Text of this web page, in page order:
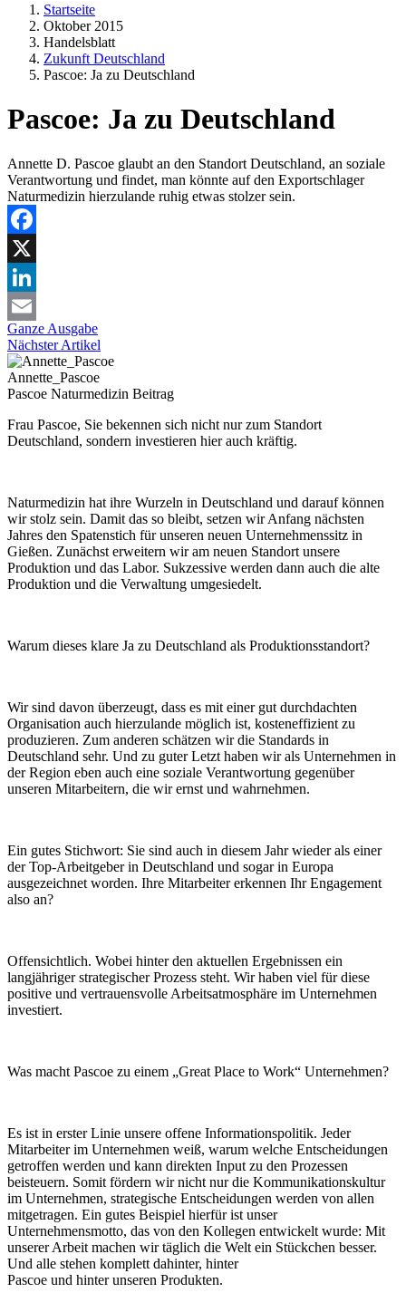
Startseite
Oktober 2015
Handelsblatt
Zukunft Deutschland
Pascoe: Ja zu Deutschland
Pascoe: Ja zu Deutschland
Annette D. Pascoe glaubt an den Standort Deutschland, an soziale
Verantwortung und findet, man könnte auf den Exportschlager
Naturmedizin hierzulande ruhig etwas stolzer sein.
Facebook
X
LinkedIn
Email
Ganze Ausgabe
Nächster Artikel
Annette_Pascoe
Pascoe Naturmedizin Beitrag
Frau Pascoe, Sie bekennen sich nicht nur zum Standort
Deutschland, sondern investieren hier auch kräftig.
Naturmedizin hat ihre Wurzeln in Deutschland und darauf können
wir stolz sein. Damit das so bleibt, setzen wir Anfang nächsten
Jahres den Spatenstich für unseren neuen Unternehmenssitz in
Gießen. Zunächst erweitern wir am neuen Standort unsere
Produktion und das Labor. Sukzessive werden dann auch die alte
Produktion und die Verwaltung umgesiedelt.
Warum dieses klare Ja zu Deutschland als Produktionsstandort?
Wir sind davon überzeugt, dass es mit einer gut durchdachten
Organisation auch hierzulande möglich ist, kosteneffizient zu
produzieren. Zum anderen schätzen wir die Standards in
Deutschland sehr. Und zu guter Letzt haben wir als Unternehmen in
der Region eben auch eine soziale Verantwortung gegenüber
unseren Mitarbeitern, die wir ernst und wahrnehmen.
Ein gutes Stichwort: Sie sind auch in diesem Jahr wieder als einer
der Top-Arbeitgeber in Deutschland und sogar in Europa
ausgezeichnet worden. Ihre Mitarbeiter erkennen Ihr Engagement
also an?
Offensichtlich. Wobei hinter den aktuellen Ergebnissen ein
langjähriger strategischer Prozess steht. Wir haben viel für diese
positive und vertrauensvolle Arbeitsatmosphäre im Unternehmen
investiert.
Was macht Pascoe zu einem „Great Place to Work“ Unternehmen?
Es ist in erster Linie unsere offene Informationspolitik. Jeder
Mitarbeiter im Unternehmen weiß, warum welche Entscheidungen
getroffen werden und kann direkten Input zu den Prozessen
beisteuern. Somit fördern wir nicht nur die Kommunikationskultur
im Unternehmen, strategische Entscheidungen werden von allen
mitgetragen. Ein gutes Beispiel hierfür ist unser
Unternehmensmotto, das von den Kollegen entwickelt wurde: Mit
unserer Arbeit machen wir täglich die Welt ein Stückchen besser.
Und alle stehen komplett dahinter, hinter
Pascoe und hinter unseren Produkten.